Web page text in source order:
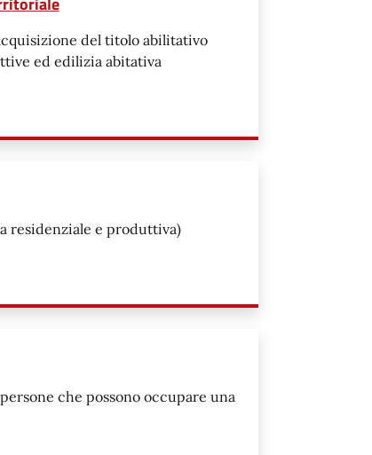
del titolo abilitativo
ed edilizia abitativa
residenziale e produttiva)
che possono occupare una